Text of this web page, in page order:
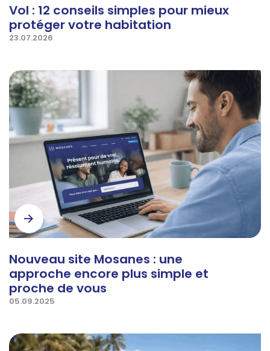
Vol : 12 conseils simples pour mieux
protéger votre habitation
23.07.2026
Nouveau site Mosanes : une
approche encore plus simple et
proche de vous
05.09.2025